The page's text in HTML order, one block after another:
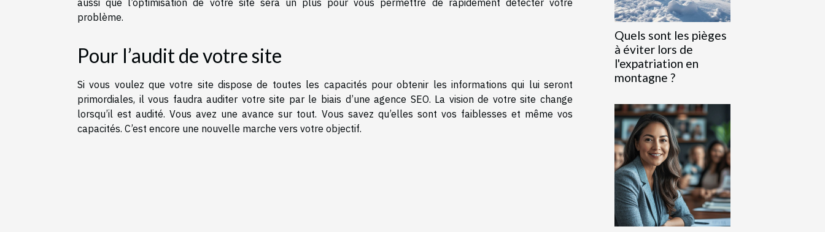
aussi que l’optimisation de votre site sera un plus pour vous permettre de rapidement détecter votre
problème.
Pour l’audit de votre site
Si vous voulez que votre site dispose de toutes les capacités pour obtenir les informations qui lui seront
primordiales, il vous faudra auditer votre site par le biais d’une agence SEO. La vision de votre site change
lorsqu’il est audité. Vous avez une avance sur tout. Vous savez qu’elles sont vos faiblesses et même vos
capacités. C’est encore une nouvelle marche vers votre objectif.
Quels sont les pièges
à éviter lors de
l'expatriation en
montagne ?